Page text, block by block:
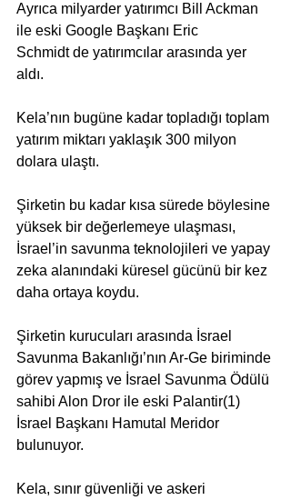
Ayrıca milyarder yatırımcı Bill Ackman
ile eski Google Başkanı Eric
Schmidt de yatırımcılar arasında yer
aldı.
Kela’nın bugüne kadar topladığı toplam
yatırım miktarı yaklaşık 300 milyon
dolara ulaştı.
Şirketin bu kadar kısa sürede böylesine
yüksek bir değerlemeye ulaşması,
İsrael’in savunma teknolojileri ve yapay
zeka alanındaki küresel gücünü bir kez
daha ortaya koydu.
Şirketin kurucuları arasında İsrael
Savunma Bakanlığı’nın Ar-Ge biriminde
görev yapmış ve İsrael Savunma Ödülü
sahibi Alon Dror ile eski Palantir(1)
İsrael Başkanı Hamutal Meridor
bulunuyor.
Kela, sınır güvenliği ve askeri